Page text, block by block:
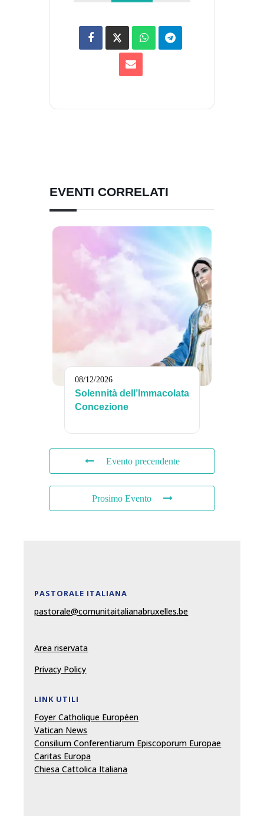
EVENTI CORRELATI
08/12/2026
Solennità dell’Immacolata
Concezione
Evento precendente
Prosimo Evento
PASTORALE ITALIANA
pastorale@comunitaitalianabruxelles.be
Area riservata
Privacy Policy
LINK UTILI
Foyer Catholique Européen
Vatican News
Consilium Conferentiarum Episcoporum Europae
Caritas Europa
Chiesa Cattolica Italiana